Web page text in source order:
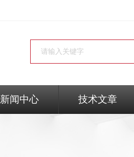
新闻中心 技术文章